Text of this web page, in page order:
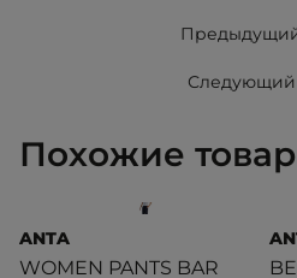
Следующий
Похожие
ANTA
WOMEN PANTS BAR